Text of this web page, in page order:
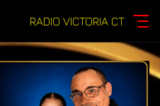
RADIO VICTORIA CT